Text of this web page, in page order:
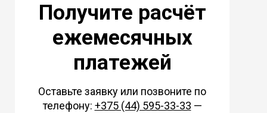
Оставьте заявку или позвоните по
телефону: +375 (44) 595-33-33 —
Получите расчёт
ежемесячных
платежей